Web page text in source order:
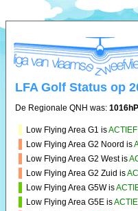
LFA Golf Status op
De Regionale QNH was:
Low Flying Area G1 isACTIEF
Low Flying Area G2 Noord is
Low Flying Area G2 West is
Low Flying Area G2 Zuid is
Low Flying Area G5W is
Low Flying Area G5E is